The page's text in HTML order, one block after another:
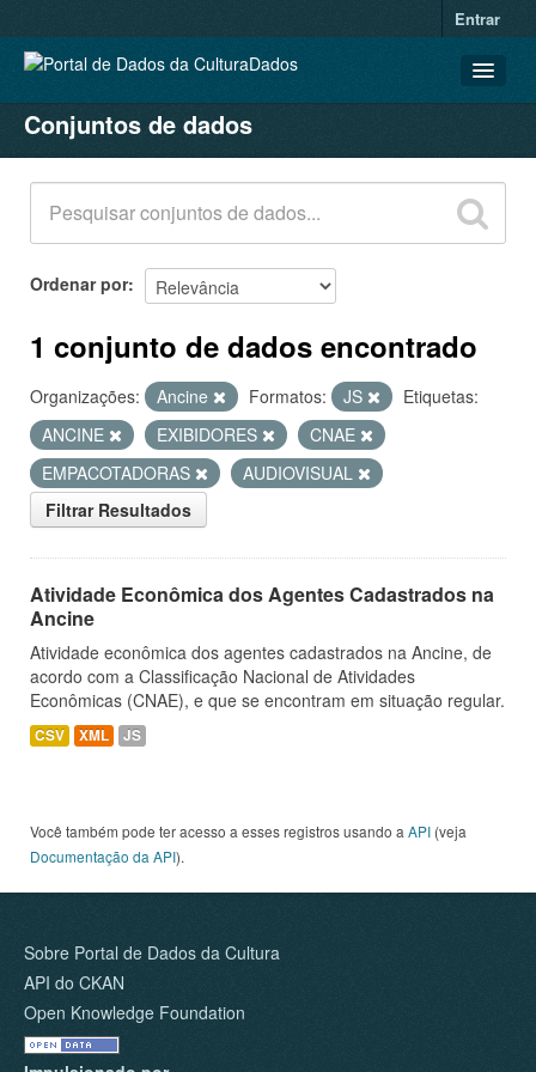
Entrar
CONJUNTOS DE DADOS
ORGANIZAÇÕES
GRUPOS
SOBRE
Conjuntos de dados
Ordenar por
1 conjunto de dados encontrado
Organizações: Ancine Formatos: JS
Etiquetas:
ANCINE
EXIBIDORES
CNAE
EMPACOTADORAS
AUDIOVISUAL
Filtrar Resultados
Atividade Econômica dos Agentes Cadastrados na
Ancine
Atividade econômica dos agentes cadastrados na Ancine, de
acordo com a Classificação Nacional de Atividades
Econômicas (CNAE), e que se encontram em situação regular.
CSV XML JS
Você também pode ter acesso a esses registros usando a API (veja
Documentação da API).
Sobre Portal de Dados da Cultura
API do CKAN
Open Knowledge Foundation